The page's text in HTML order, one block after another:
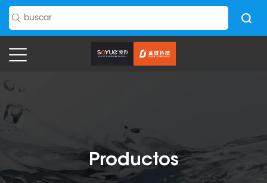
Productos